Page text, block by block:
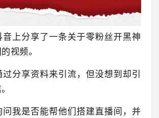
上分享了一条关于零粉丝开黑神
视频。
分享资料来引流，但没想到却引
我是否能帮他们搭建直播间，并